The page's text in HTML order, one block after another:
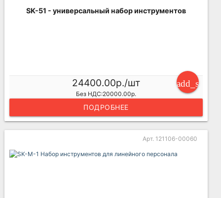
SK-51 - универсальный набор инструментов
24400.00р./шт
Без НДС:20000.00р.
ПОДРОБНЕЕ
Арт. 121106-00060